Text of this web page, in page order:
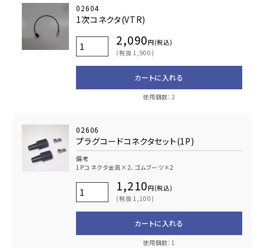
02604
1次コネクタ(VTR)
2,090円(税込)
(税抜 1,900)
カートに入れる
使用個数：2
02606
プラグコードコネクタセット(1P)
備考
1Pコネクタ金具×2､ゴムブーツ×2
1,210円(税込)
(税抜 1,100)
カートに入れる
使用個数：1